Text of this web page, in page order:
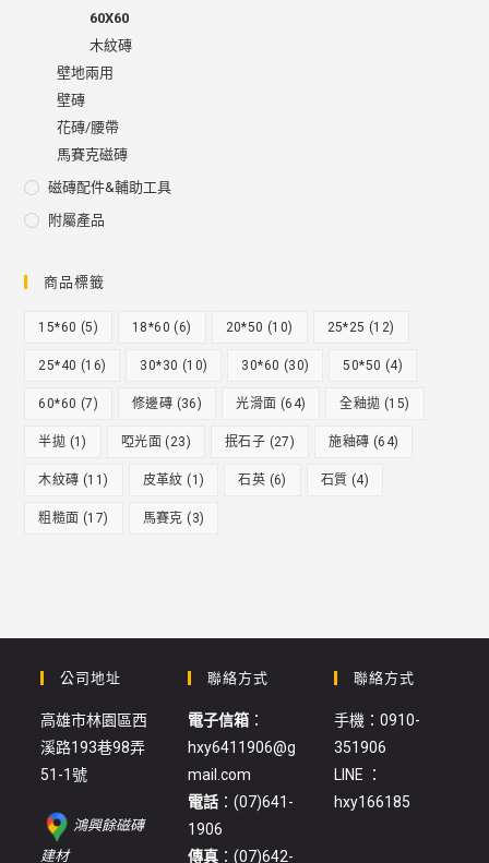
60X60
木紋磚
壁地兩用
壁磚
花磚/腰帶
馬賽克磁磚
磁磚配件&輔助工具
附屬產品
商品標籤
15*60 (5) 18*60 (6) 20*50 (10) 25*25 (12)
25*40 (16) 30*30 (10) 30*60 (30) 50*50 (4)
60*60 (7) 修邊磚 (36) 光滑面 (64) 全釉拋 (15)
半拋 (1) 啞光面 (23) 抿石子 (27) 施釉磚 (64)
木紋磚 (11) 皮革紋 (1) 石英 (6) 石質 (4)
粗糙面 (17) 馬賽克 (3)
公司地址
高雄市林園區西
溪路193巷98弄
51-1號
鴻興餘磁磚
建材:
聯絡方式
電子信箱：
hxy6411906@g
mail.com
電話：(07)641-
1906
傳真：(07)642-
聯絡方式
手機：0910-
351906
LINE ：
hxy166185